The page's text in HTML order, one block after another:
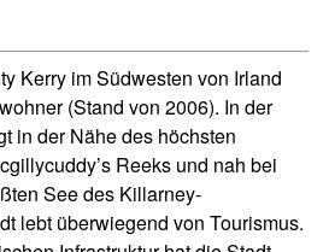
Kerry im Südwesten von Irland
(Stand von 2006). In der
in der Nähe des höchsten
Reeks und nah bei
See des Killarney-
lebt überwiegend von Tourismus.